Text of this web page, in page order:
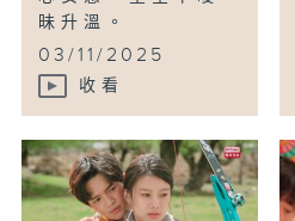
昧升溫。
03/11/2025
收看